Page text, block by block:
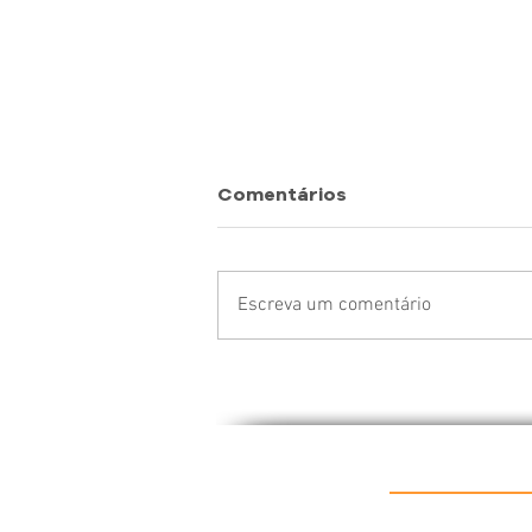
Comentários
Escreva um comentário